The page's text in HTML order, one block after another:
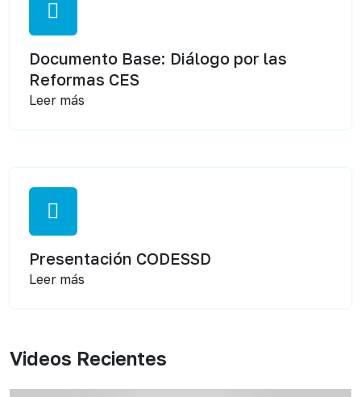
Documento Base: Diálogo por las
Reformas CES
Leer más
Presentación CODESSD
Leer más
Videos Recientes